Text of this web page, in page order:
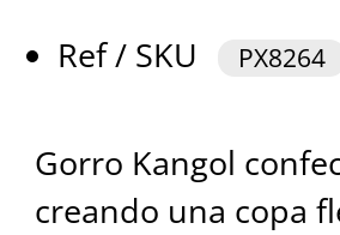
Ref / SKU
PX8264
Gorro Kangol
creando una copa